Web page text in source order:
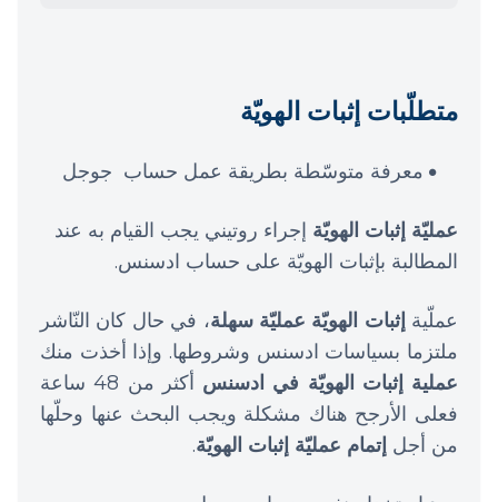
متطلّبات إثبات الهويّة
معرفة متوسّطة بطريقة عمل حساب جوجل
عمليّة إثبات الهويّة إجراء روتيني يجب القيام به عند
المطالبة بإثبات الهويّة على حساب ادسنس.
عملّية إثبات الهويّة عمليّة سهلة، في حال كان النّاشر
ملتزما بسياسات ادسنس وشروطها. وإذا أخذت منك
عملية إثبات الهويّة في ادسنس
أكثر من 48 ساعة
فعلى الأرجح هناك مشكلة ويجب البحث عنها وحلّها
من أجل إتمام عمليّة إثبات الهويّة.